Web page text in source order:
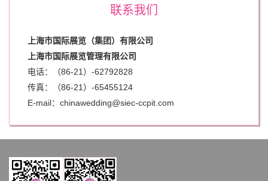
联系我们
上海市国际展览（集团）有限公司
上海市国际展览管理有限公司
电话：（86-21）-62792828
传真：（86-21）-65455124
E-mail：chinawedding@siec-ccpit.com